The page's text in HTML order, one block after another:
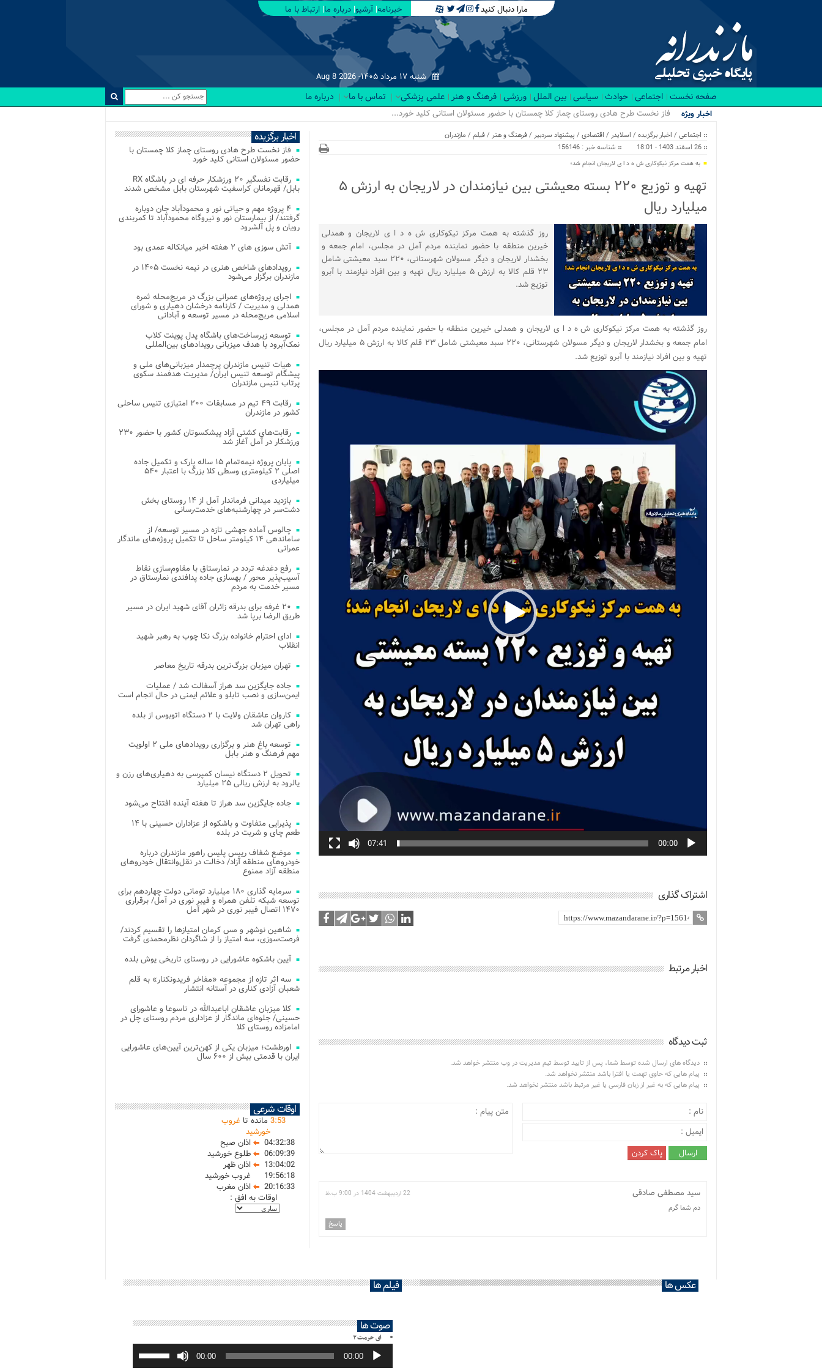
مارا دنبال کنید خبرنامه آرشیو درباره ما ارتباط با ما
شنبه ۱۷ مرداد ۱۴۰۵- Aug 8 2026
صفحه نخست اجتماعی حوادث سیاسی بین الملل ورزشی فرهنگ و هنر علمی پزشکی تماس با ما درباره ما
اخبار ویژه رقابت نفس_
اجتماعی / اخبار برگزیده / اسلایدر / اقتصادی / پیشنهاد سردبیر /فرهنگ و هنر /فیلم / مازندران
26 اسفند 1403 - 18:01
شناسه خبر : 156146
به همت مرکز نیکوکاری ش ه د ا ی لاریجان انجام شد؛
تهیه و توزیع ۲۲۰ بسته معیشتی بین نیازمندان در لاریجان به ارزش ۵
میلیارد ریال
روز گذشته به همت مرکز نیکوکاری ش ه د ا ی لاریجان و همدلی
خیرین منطقه با حضور نماینده مردم آمل در مجلس، امام جمعه و
بخشدار لاریجان و دیگر مسولان شهرستانی، ۲۲۰ سبد معیشتی شامل
۲۳ قلم کالا به ارزش ۵ میلیارد ریال تهیه و بین افراد نیازمند با آبرو
توزیع شد.
روز گذشته به همت مرکز نیکوکاری ش ه د ا ی لاریجان و همدلی خیرین منطقه با حضور نماینده مردم آمل در مجلس،
امام جمعه و بخشدار لاریجان و دیگر مسولان شهرستانی، ۲۲۰ سبد معیشتی شامل ۲۳ قلم کالا به ارزش ۵ میلیارد ریال
تهیه و بین افراد نیازمند با آبرو توزیع شد.
نمایشگر
ویدیو
00:00
07:41
اشتراک گذاری
اخبار مرتبط
ثبت دیدگاه
دیدگاه های ارسال شده توسط شما، پس از تایید توسط تیم مدیریت در وب منتشر خواهد شد.
پیام هایی که حاوی تهمت یا افترا باشد منتشر نخواهد شد.
پیام هایی که به غیر از زبان فارسی یا غیر مرتبط باشد منتشر نخواهد شد.
سید مصطفی صادقی 22 اردیبهشت 1404 در 9:00 ب.ظ
دم شما گرم
پاسخ
اخبار برگزیده
فاز نخست طرح هادی روستای چماز کلا چمستان با
حضور مسئولان استانی کلید خورد
رقابت نفسگیر ۲۰ ورزشکار حرفه ای در باشگاه RX
بابل/ قهرمانان کراسفیت شهرستان بابل مشخص شدند
۴ پروژه مهم و حیاتی نور و محمودآباد جان دوباره
گرفتند/ از بیمارستان نور و نیروگاه محمودآباد تا کمربندی
رویان و پل آلشرود
آتش‌ سوزی‌ های ۲ هفته اخیر میانکاله عمدی بود
رویدادهای شاخص هنری در نیمه نخست ۱۴۰۵ در
مازندران برگزار می‌شود
اجرای پروژه‌های عمرانی بزرگ در مریج‌محله ثمره
همدلی و مدیریت / کارنامه درخشان دهیاری و شورای
اسلامی مریج‌محله در مسیر توسعه و آبادانی
توسعه زیرساخت‌های باشگاه پدل پوینت کلاب
نمک‌آبرود با هدف میزبانی رویدادهای بین‌المللی
هیات تنیس مازندران پرچمدار میزبانی‌های ملی و
پیشگام توسعه تنیس ایران/ مدیریت هدفمند سکوی
پرتاب تنیس مازندران
رقابت ۴۹ تیم در مسابقات ۲۰۰ امتیازی تنیس ساحلی
کشور در مازندران
رقابت‌های کشتی آزاد پیشکسوتان کشور با حضور ۲۳۰
ورزشکار در آمل آغاز شد
پایان پروژه نیمه‌تمام ۱۵ ساله پارک و تکمیل جاده
اصلی ۲ کیلومتری وسطی کلا بزرگ با اعتبار ۵۴۰
میلیاردی
بازدید میدانی فرماندار آمل از ۱۴ روستای بخش
دشت‌سر در چهارشنبه‌های خدمت‌رسانی
چالوس آماده جهشی تازه در مسیر توسعه/ از
ساماندهی ۱۴ کیلومتر ساحل تا تکمیل پروژه‌های ماندگار
عمرانی
رفع دغدغه تردد در نمارستاق با مقاوم‌سازی نقاط
آسیب‌پذیر محور / بهسازی جاده پدافندی نمارستاق در
مسیر خدمت به مردم
۲۰ غرفه برای بدرقه زائران آقای شهید ایران در مسیر
طریق الرضا برپا شد
ادای احترام خانواده بزرگ نکا چوب به رهبر شهید
انقلاب
تهران میزبان بزرگ‌ترین بدرقه تاریخ معاصر
جاده جایگزین سد هراز آسفالت شد / عملیات
ایمن‌سازی و نصب تابلو و علائم ایمنی در حال انجام است
کاروان عاشقان ولایت با ۲ دستگاه اتوبوس از بلده
راهی تهران شد
توسعه باغ هنر و برگزاری رویدادهای ملی ۲ اولویت
مهم فرهنگ و هنر بابل
تحویل ۲ دستگاه نیسان کمپرسی به دهیاری‌های رزن و
یالرود به ارزش ریالی ۲۵ میلیارد
جاده جایگزین سد هراز تا هفته آینده افتتاح می‌شود
پذیرایی متفاوت و باشکوه از عزاداران حسینی با ۱۴
طعم چای و شربت در بلده
موضع شفاف رییس پلیس راهور مازندران درباره
خودروهای منطقه آزاد/ دخالت در نقل‌وانتقال خودروهای
منطقه آزاد ممنوع
سرمایه گذاری ۱۸۰ میلیارد تومانی دولت چهاردهم برای
توسعه شبکه تلفن همراه و فیبر نوری در آمل/ برقراری
۱۴۷۰ اتصال فیبر نوری در شهر آمل
شاهین نوشهر و مس کرمان امتیازها را تقسیم کردند/
فرصت‌سوزی، سه امتیاز را از شاگردان نظرمحمدی گرفت
آیین باشکوه عاشورایی در روستای تاریخی یوش بلده
سه اثر تازه از مجموعه «مفاخر فریدونکنار» به قلم
شعبان آزادی کناری در آستانه انتشار
کلا میزبان عاشقان اباعبدالله در تاسوعا و عاشورای
حسینی/ جلوه‌ای ماندگار از عزاداری مردم روستای چل در
امامزاده روستای کلا
اورطشت؛ میزبان یکی از کهن‌ترین آیین‌های عاشورایی
ایران با قدمتی بیش از ۶۰۰ سال
اوقات شرعی
3:53 مانده تاغروب
خورشید
04:32:38
اذان صبح
06:09:39
طلوع خورشید
13:04:02
اذان ظهر
19:56:18
غروب خورشید
20:16:33
اذان مغرب
اوقات به افق :
عکس ها فیلم ها
صوت ها
ای حرمت ۲
پخش‌کننده
صوت 00:00
00:00
برای
افزایش
یا